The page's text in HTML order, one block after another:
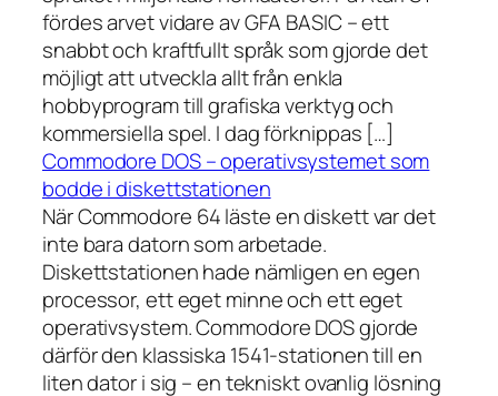
fördes arvet vidare av GFA BASIC – ett
snabbt och kraftfullt språk som gjorde det
möjligt att utveckla allt från enkla
hobbyprogram till grafiska verktyg och
kommersiella spel. I dag förknippas […]
Commodore DOS – operativsystemet som
bodde i diskettstationen
När Commodore 64 läste en diskett var det
inte bara datorn som arbetade.
Diskettstationen hade nämligen en egen
processor, ett eget minne och ett eget
operativsystem. Commodore DOS gjorde
därför den klassiska 1541-stationen till en
liten dator i sig – en tekniskt ovanlig lösning